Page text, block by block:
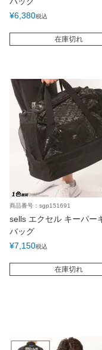
¥6,380税込
在庫切れ
商品番号：sgp151691
sells エクセル キーパー
バッグ
¥7,150税込
在庫切れ